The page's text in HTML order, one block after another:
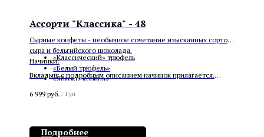
Ассорти "Классика" - 48
Сырные конфеты - необычное сочетание изысканных сортов
сыра и бельгийского шоколада.
Начинки:«Классический» трюфель
«Белый трюфель»
«Яблоко-корица»
«Пармезан» Манго Маракуйя
Вкладыш с подробным описанием начинок прилагается.
6 999 руб. / 1 уп
Подробнее